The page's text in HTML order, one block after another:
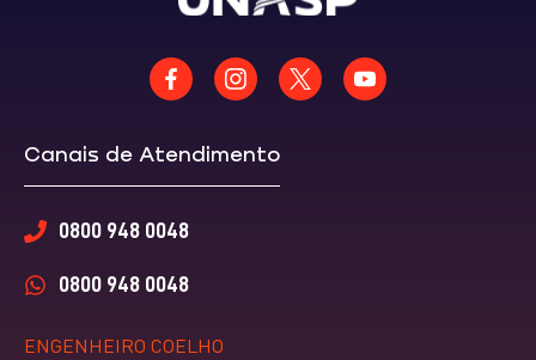
ENGENHEIRO COELHO
Canais de Atendimento
0800 948 0048
0800 948 0048